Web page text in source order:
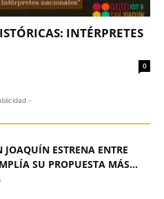
INTÉRPRETES
0
-
JOAQUÍN ESTRENA ENTRE
SU PROPUESTA MÁS...